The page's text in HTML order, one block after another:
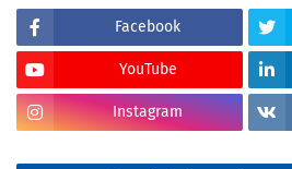
Facebook
YouTube
Instagram